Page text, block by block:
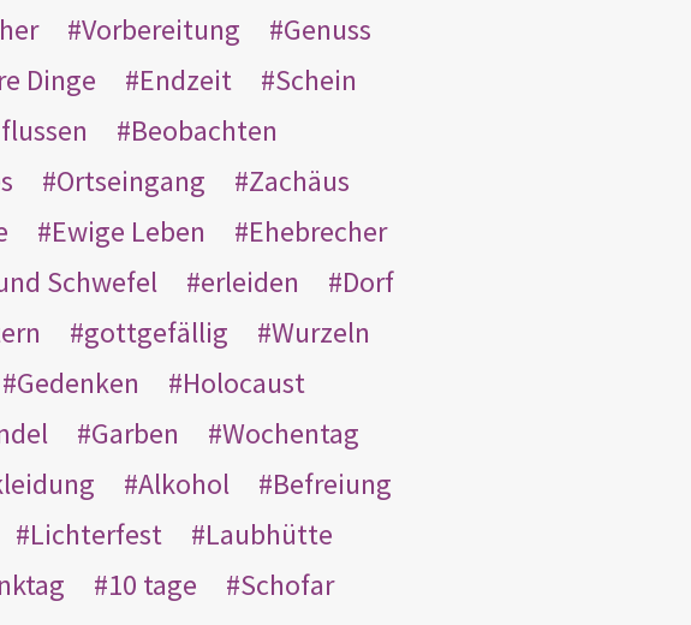
Vorbereitung
Genuss
Dinge Endzeit
Schein
Beobachten
Ortseingang
Zachäus
Ewige Leben
Ehebrecher
Schwefel erleiden
Dorf
gottgefällig
Wurzeln
Gedenken
Holocaust
Garben
Wochentag
Alkohol
Befreiung
Lichterfest
Laubhütte
10 tage
Schofar